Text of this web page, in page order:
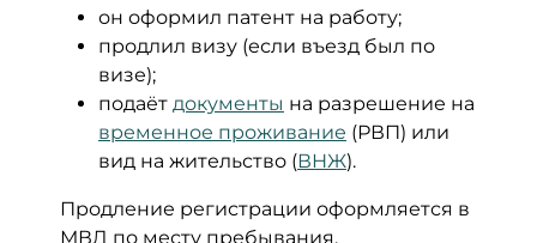
он оформил патент на работу;
продлил визу (если въезд был по
визе);
подаёт документы на разрешение на
временное проживание (РВП) или
вид на жительство (ВНЖ).
Продление регистрации оформляется в
МВД по месту пребывания.